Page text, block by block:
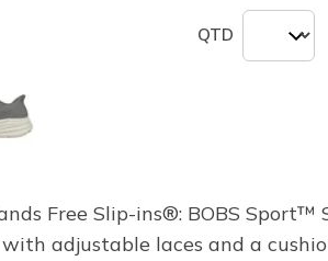
QTD
Free Slip-ins®: BOBS
adjustable laces and a